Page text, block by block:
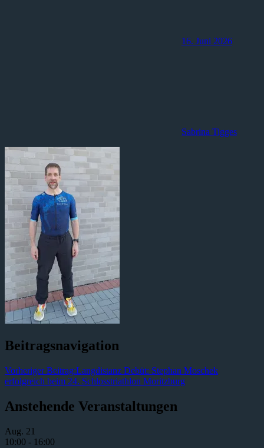
16. Juni 2026
Sabrina Tigges
Beitragsnavigation
Vorheriger Beitrag:Langdistanz Debüt: Stephan Moschek
erfolgreich beim 24. Schlosstriathlon Moritzburg
Anstehende Veranstaltungen
Aug. 21
10:00 - 16:00